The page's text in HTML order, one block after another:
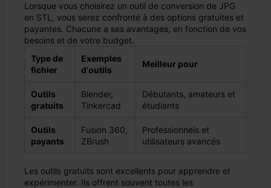
Lorsque vous choisirez un outil de conversion de JPG
en STL, vous serez confronté à des options gratuites et
payantes. Chacune a ses avantages, en fonction de vos
besoins et de votre budget.
Type de
fichier
Exemples
d'outils
Meilleur pour
Outils
gratuits
Blender,
Tinkercad
Débutants, amateurs et
étudiants
Outils
payants
Fusion 360,
ZBrush
Professionnels et
utilisateurs avancés
Les outils gratuits sont excellents pour apprendre et
expérimenter. Ils offrent souvent toutes les